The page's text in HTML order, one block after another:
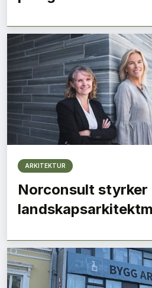
ARKITEKTUR
Norconsult styrker